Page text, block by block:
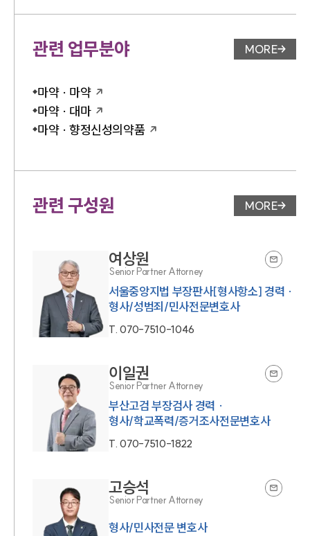
관련 업무분야 업무분야
MORE
마약 · 마약
마약 · 대마
마약 · 향정신성의약품
관련 구성원 변호사 페
MORE
여상원
Senior Partner Attorney
서울중앙지법 부장판사[형사항소] 경력 ·
형사/성범죄/민사전문변호사
T.070-7510-1046
이일권
Senior Partner Attorney
부산고검 부장검사 경력 ·
형사/학교폭력/증거조사전문변호사
T.070-7510-1822
고승석
Senior Partner Attorney
형사/민사전문 변호사